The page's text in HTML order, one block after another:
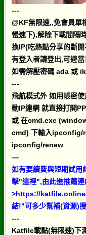
---
@KF無限速,,免會員單
慢速下),解除下載間隔
換IP(吃熱點分享的斷
有登入者請登出,可避當
如需解壓密碼 ada 或
---
飛航模式外 如用帳密
動IP連網 就直接打開
或 在cmd.exe
cmd) 下輸入ipconfig/
ipconfig/renew
—
如有要續費與短期試用
擊"這裡",由此進推薦連
>https://
結!"可多少幫補(資源)
---
Katfile載點(無限速)下